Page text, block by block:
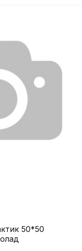
50*50